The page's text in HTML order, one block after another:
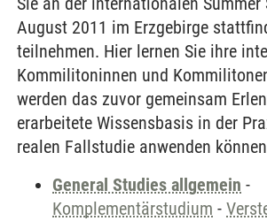
August 2011 im Erzgebirge
teilnehmen. Hier lernen Sie ihre
Kommilitoninnen und
werden das zuvor gemeinsam
erarbeitete Wissensbasis in der
realen Fallstudie anwenden
General Studies allgemein -
Komplementärstudium -